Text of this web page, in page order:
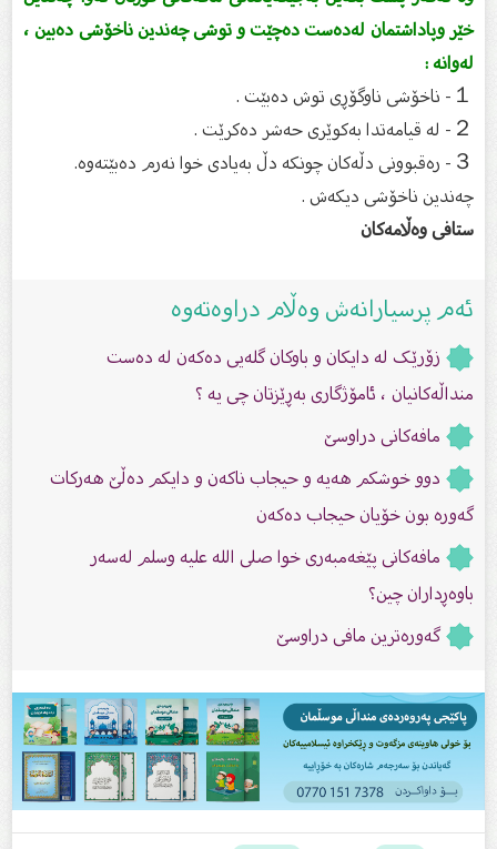
خێر وپاداشتمان لەدەست دەچێت و توشی چەندین ناخۆشی دەبین ،
لەوانە :
１- ناخۆشی ناوگۆڕی توش دەبێت .
２- لە قیامەتدا بەکوێری حەشر دەکرێت .
３- رەقبوونی دڵەکان چونکە دڵ بەیادی خوا نەرم دەبێتەوە.
چەندین ناخۆشی دیکەش .
ستافى وەڵامەکان
ئەم پرسیارانەش وەڵام دراوەتەوە
زۆرێک لە دایکان و باوکان گلەیی دەکەن لە دەست
منداڵەکانیان ، ئامۆژگاری بەڕێزتان چی یە ؟
مافەکانی دراوسێ
دوو خوشکم هەیە و حیجاب ناکەن و دایکم دەڵێ هەرکات
گەورە بون خۆیان حیجاب دەکەن
مافەکانى پێغەمبەرى خوا صلى الله علیه وسلم لەسەر
باوەڕداران چین؟
گەورەترین مافی دراوسێ